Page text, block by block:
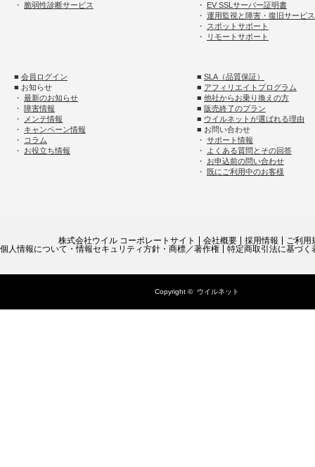
・ 脆弱性診断サービス ・ EV SSLサーバー証明書
・ 運用監視と障害・復旧サービス
・ スポットサポート
・
リモートサポート
■ 会員ログイン ■ SLA（品質保証）
■ お知らせ
■ アフィリエイトプログラム
・ 最新のお知らせ ■ 他社からお乗り換えの方
・ 障害情報 ■ 販売終了のプラン
・
メンテ情報 ■ ウイルネットが選ばれる理由
・ キャンペーン情報
■ お問い合わせ
・
コラム ・ サポート情報
・ お役立ち情報 ・
よくある質問とその回答
・ お申込前の問い合わせ
・ 既にご利用中のお客様
株式会社ウイル コーポレートサイト 会社概要 採用情報
ご利用
個人情報について・情報セキュリティ方針・商標／著作権
特定商取引法に基づく
Copyright © ウイルネット